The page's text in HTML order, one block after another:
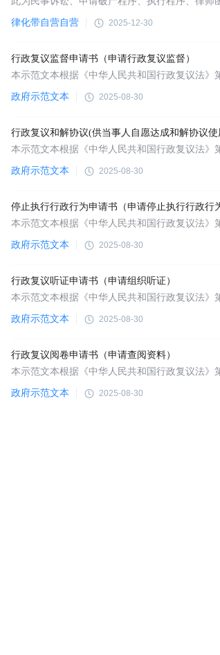
律化带自营自营 2025-12-30
行政复议监督申请书（申请行政复议监督）
政府示范文本 2025-08-30
行政复议和解协议(供当事人自愿达成和解协议使
政府示范文本 2025-08-30
政府示范文本 2025-08-30
行政复议听证申请书（申请组织听证）
政府示范文本 2025-08-30
行政复议阅卷申请书（申请查阅资料）
政府示范文本 2025-08-30